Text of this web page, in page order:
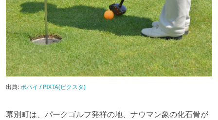
出典:ポパイ / PIXTA(ピクスタ)
幕別町は、パークゴルフ発祥の地、ナウマン象の化石骨が